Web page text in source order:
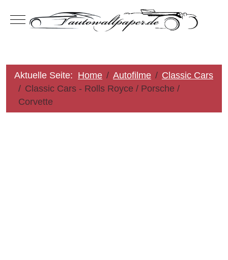
Mobile Menu Toggle
Aktuelle Seite: Home Autofilme
Classic Cars
Classic Cars - Rolls Royce / Porsche /
Corvette